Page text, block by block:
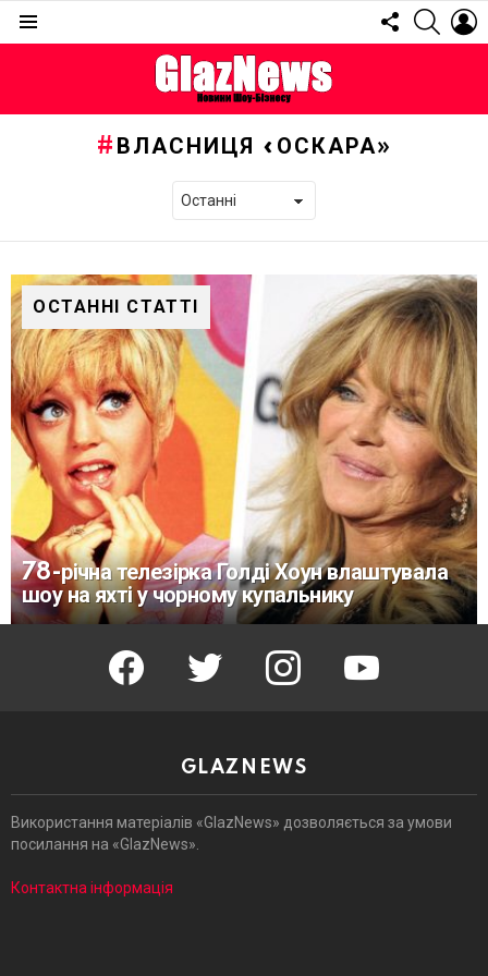
FOLLOW
US
ВЛАСНИЦЯ «ОСКАРА»
ОСТАННІ СТАТТІ
78-річна телезірка Голді Хоун влаштувала
шоу на яхті у чорному купальнику
facebook twitter instagram youtube
GLAZNEWS
Використання матеріалів «GlazNews» дозволяється за умови
посилання на «GlazNews».
Контактна інформація